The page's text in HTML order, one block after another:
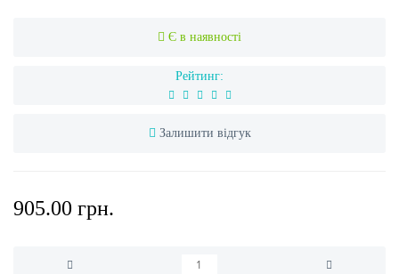
Є в наявності
Рейтинг:
Залишити відгук
905.00 грн.